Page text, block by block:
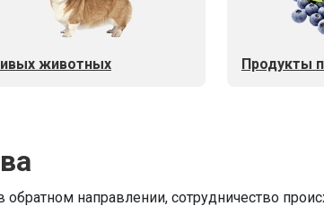
животных Продукты
направлении, сотрудничество